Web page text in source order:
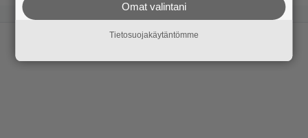
Omat valintani
Tietosuojakäytäntömme